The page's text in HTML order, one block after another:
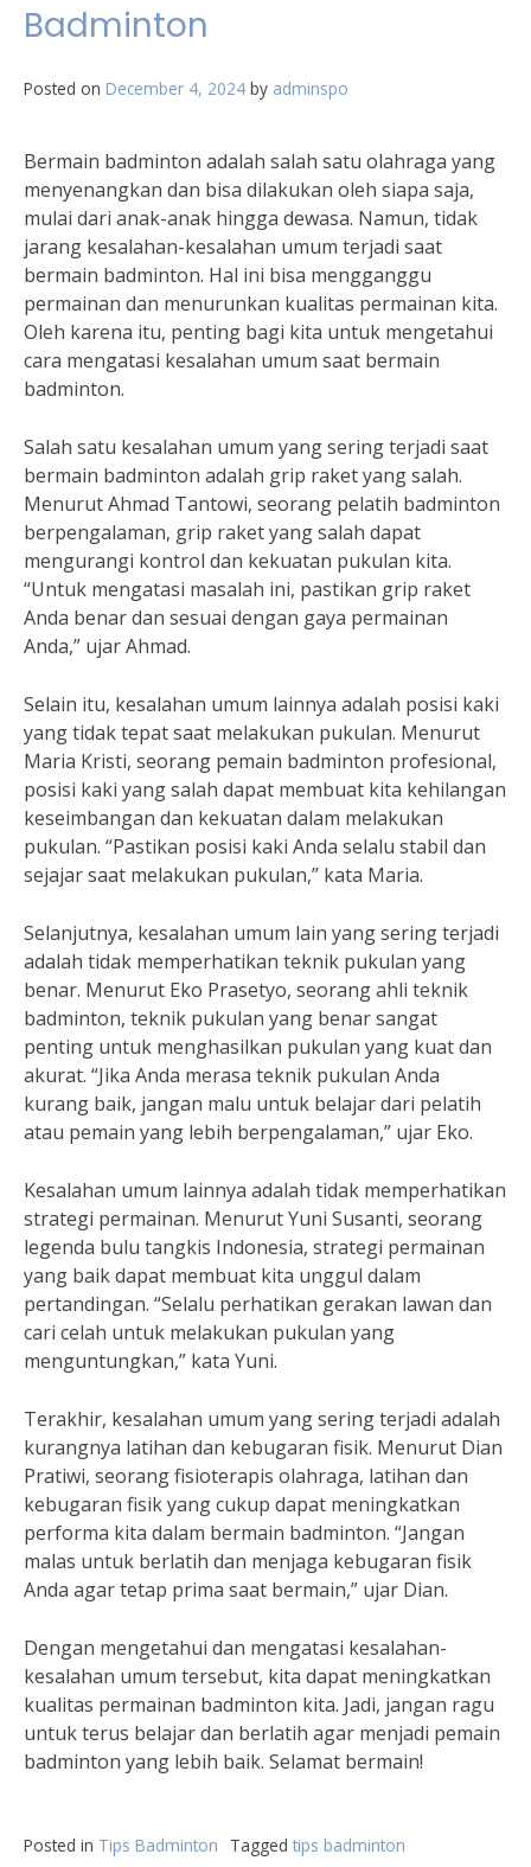
Badminton
Posted on December 4, 2024 by adminspo
Bermain badminton adalah salah satu olahraga yang
menyenangkan dan bisa dilakukan oleh siapa saja,
mulai dari anak-anak hingga dewasa. Namun, tidak
jarang kesalahan-kesalahan umum terjadi saat
bermain badminton. Hal ini bisa mengganggu
permainan dan menurunkan kualitas permainan kita.
Oleh karena itu, penting bagi kita untuk mengetahui
cara mengatasi kesalahan umum saat bermain
badminton.
Salah satu kesalahan umum yang sering terjadi saat
bermain badminton adalah grip raket yang salah.
Menurut Ahmad Tantowi, seorang pelatih badminton
berpengalaman, grip raket yang salah dapat
mengurangi kontrol dan kekuatan pukulan kita.
“Untuk mengatasi masalah ini, pastikan grip raket
Anda benar dan sesuai dengan gaya permainan
Anda,” ujar Ahmad.
Selain itu, kesalahan umum lainnya adalah posisi kaki
yang tidak tepat saat melakukan pukulan. Menurut
Maria Kristi, seorang pemain badminton profesional,
posisi kaki yang salah dapat membuat kita kehilangan
keseimbangan dan kekuatan dalam melakukan
pukulan. “Pastikan posisi kaki Anda selalu stabil dan
sejajar saat melakukan pukulan,” kata Maria.
Selanjutnya, kesalahan umum lain yang sering terjadi
adalah tidak memperhatikan teknik pukulan yang
benar. Menurut Eko Prasetyo, seorang ahli teknik
badminton, teknik pukulan yang benar sangat
penting untuk menghasilkan pukulan yang kuat dan
akurat. “Jika Anda merasa teknik pukulan Anda
kurang baik, jangan malu untuk belajar dari pelatih
atau pemain yang lebih berpengalaman,” ujar Eko.
Kesalahan umum lainnya adalah tidak memperhatikan
strategi permainan. Menurut Yuni Susanti, seorang
legenda bulu tangkis Indonesia, strategi permainan
yang baik dapat membuat kita unggul dalam
pertandingan. “Selalu perhatikan gerakan lawan dan
cari celah untuk melakukan pukulan yang
menguntungkan,” kata Yuni.
Terakhir, kesalahan umum yang sering terjadi adalah
kurangnya latihan dan kebugaran fisik. Menurut Dian
Pratiwi, seorang fisioterapis olahraga, latihan dan
kebugaran fisik yang cukup dapat meningkatkan
performa kita dalam bermain badminton. “Jangan
malas untuk berlatih dan menjaga kebugaran fisik
Anda agar tetap prima saat bermain,” ujar Dian.
Dengan mengetahui dan mengatasi kesalahan-
kesalahan umum tersebut, kita dapat meningkatkan
kualitas permainan badminton kita. Jadi, jangan ragu
untuk terus belajar dan berlatih agar menjadi pemain
badminton yang lebih baik. Selamat bermain!
Posted in Tips Badminton Tagged tips badminton